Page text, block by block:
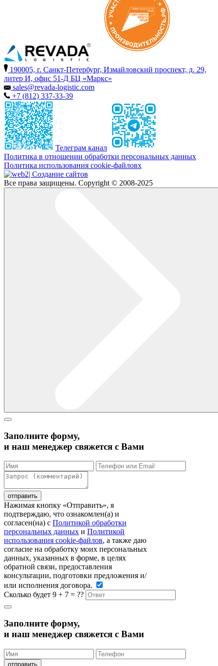
190005, г. Санкт-Петербург, Измайловский проспект, д. 29,
литер И, офис 51-Д БЦ «Маркс»
sales@revada-logistic.com
+7 (812) 337-33-39
Телеграм канал
Политика в отношении обработки персональных данных
Политика использования cookie-файловх
| Создание сайтов
Все права защищены. Copyright © 2008-2025
Заполните форму,
и наш менеджер свяжется с Вами
Нажимая кнопку «Отправить», я
подтверждаю, что ознакомлен(а) и
согласен(на) c Политикой обработки
персональных данных и Политикой
использования cookie-файлов, а также даю
согласие на обработку моих персональных
данных, указанных в форме, в целях
обратной связи, предоставления
консультации, подготовки предложения и/
или исполнения договора.
Сколько будет 9 + 7 = ??
Заполните форму,
и наш менеджер свяжется с Вами